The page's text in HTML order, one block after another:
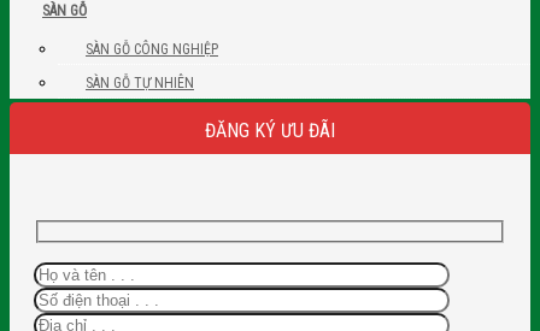
SÀN GỖ
SÀN GỖ CÔNG NGHIỆP
SÀN GỖ TỰ NHIÊN
ĐĂNG KÝ ƯU ĐÃI